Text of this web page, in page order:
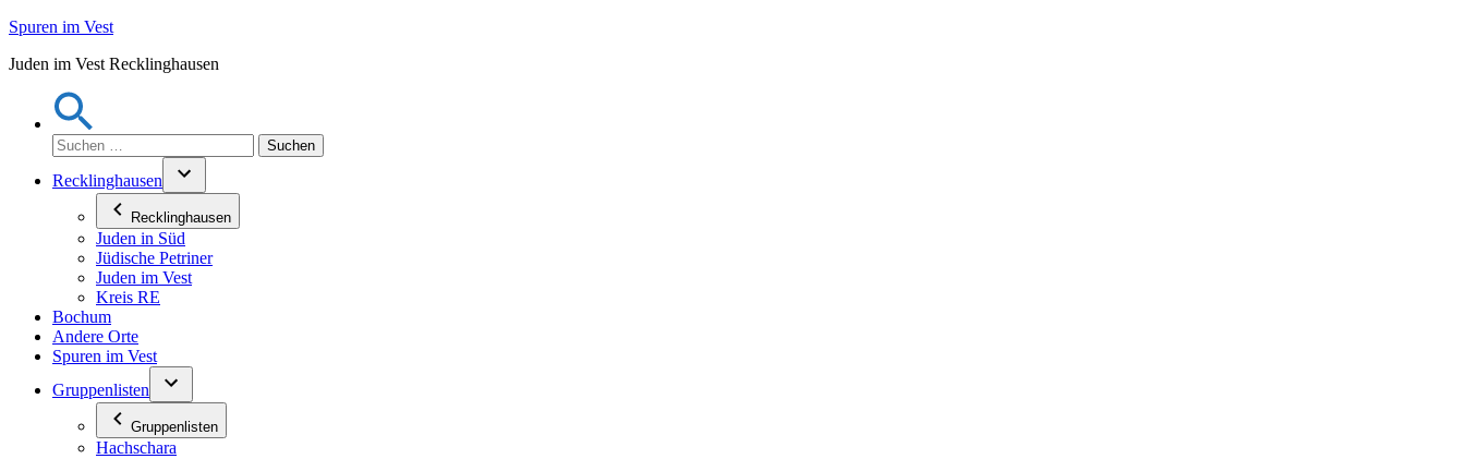
Zum
springen
Spuren im Vest
Juden im Vest Recklinghausen
Suchen
nach:
Recklinghausen
Recklinghausen
Juden in Süd
Jüdische Petriner
Juden im Vest
Kreis RE
Bochum
Andere Orte
Spuren im Vest
Gruppenlisten
Gruppenlisten
Hachschara